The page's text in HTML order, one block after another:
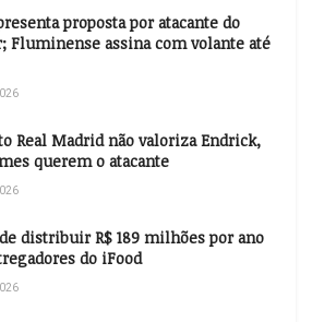
proposta por atacante do
Fluminense assina com volante até
Real Madrid não valoriza Endrick,
querem o atacante
distribuir R$ 189 milhões por ano
do iFood